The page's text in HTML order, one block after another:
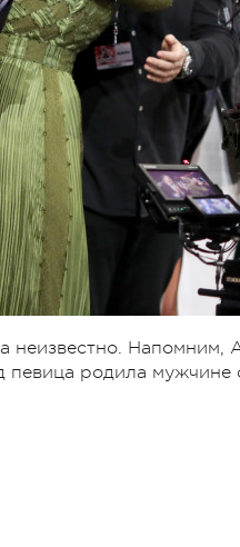
неизвестно. Напомним,
певица родила